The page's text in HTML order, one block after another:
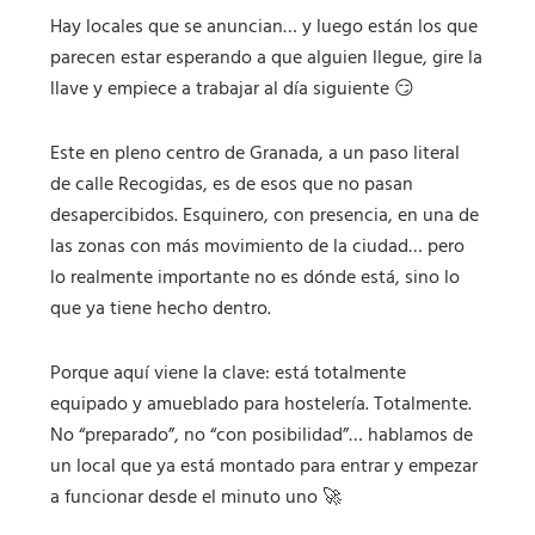
Hay locales que se anuncian… y luego están los que
parecen estar esperando a que alguien llegue, gire la
llave y empiece a trabajar al día siguiente 😏
Este en pleno centro de Granada, a un paso literal
de calle Recogidas, es de esos que no pasan
desapercibidos. Esquinero, con presencia, en una de
las zonas con más movimiento de la ciudad… pero
lo realmente importante no es dónde está, sino lo
que ya tiene hecho dentro.
Porque aquí viene la clave: está totalmente
equipado y amueblado para hostelería. Totalmente.
No “preparado”, no “con posibilidad”… hablamos de
un local que ya está montado para entrar y empezar
a funcionar desde el minuto uno 🚀